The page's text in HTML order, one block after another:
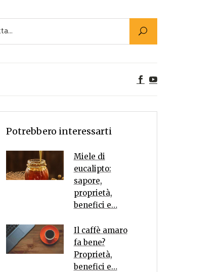
Utility
Alimenti
Rumors
Potrebbero interessarti
Miele di
eucalipto:
sapore,
proprietà,
benefici e…
Il caffè amaro
fa bene?
Proprietà,
benefici e…